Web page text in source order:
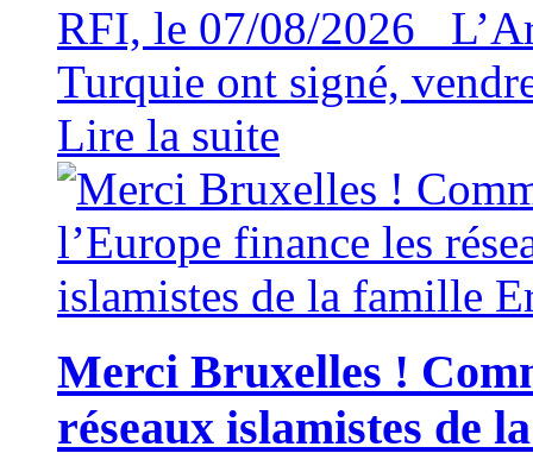
RFI, le 07/08/2026
Turquie ont signé,
Lire la suite
Merci Bruxelles !
réseaux islamistes de